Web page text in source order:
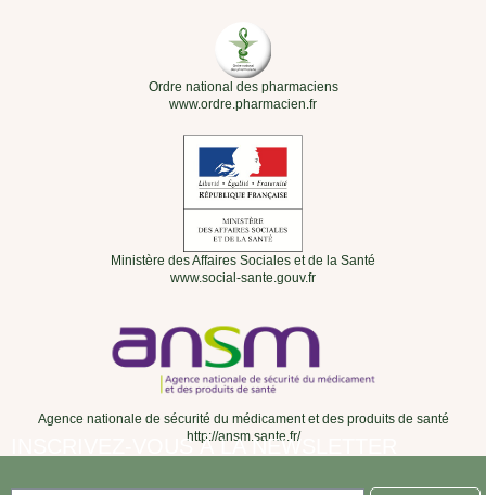
Ordre national des pharmaciens
www.ordre.pharmacien.fr
Ministère des Affaires Sociales et de la Santé
www.social-sante.gouv.fr
Agence nationale de sécurité du médicament et des produits de santé
http://ansm.sante.fr/
INSCRIVEZ-VOUS À LA NEWSLETTER